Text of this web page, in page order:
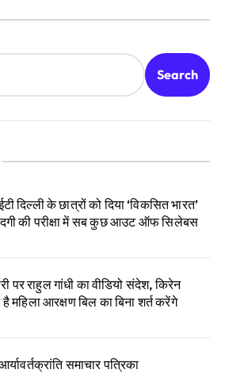
Search
दिल्ली के छात्रों को दिया ‘विकसित भारत’
की परीक्षा में सब कुछ आउट ऑफ सिलेबस
पर राहुल गांधी का वीडियो संदेश, किरेन
महिला आरक्षण बिल का बिना शर्त करेंगे
समाचार पत्रिका